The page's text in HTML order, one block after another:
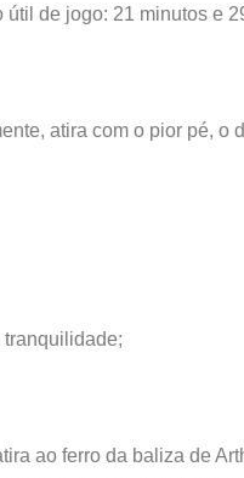
de jogo: 21 minutos e
atira com o pior pé, o
tranquilidade;
ao ferro da baliza de